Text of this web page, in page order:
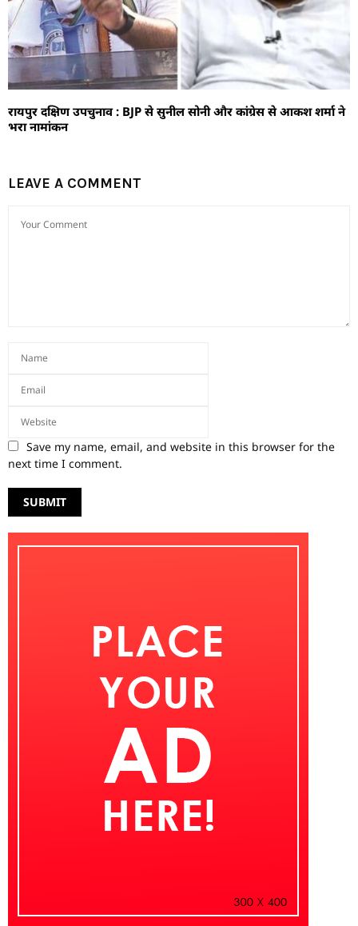
रायपुर दक्षिण उपचुनाव : BJP से सुनील सोनी और कांग्रेस से आकश शर्मा ने
भरा नामांकन
LEAVE A COMMENT
Save my name, email, and website in this browser for the
next time I comment.